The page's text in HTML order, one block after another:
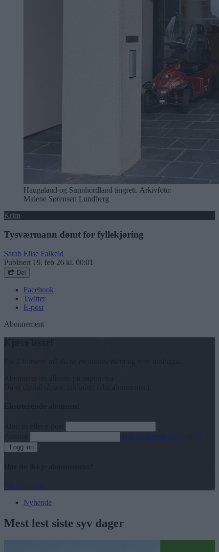
Haugaland og Sunnhordland tingrett. Arkivfoto:
Malene Sørensen Lundberg
Krim
Tysværmann dømt for fyllekjøring
Sarah Elise Falkeid
Publisert 19. feb 26 kl. 00:01
Del
Facebook
Twitter
E-post
Abonnement
Har du gløymt passordet?
Logg inn
Bli abonnent
Nyhende
Mest lest siste syv dager